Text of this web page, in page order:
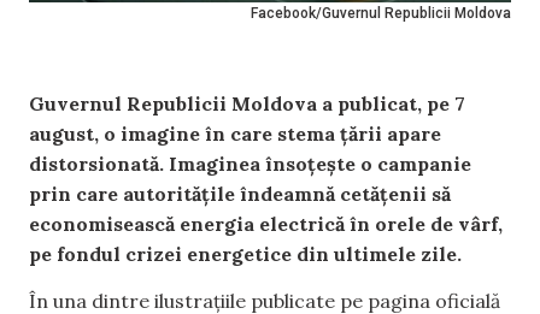
Facebook/Guvernul Republicii Moldova
Guvernul Republicii Moldova a publicat, pe 7
august, o imagine în care stema țării apare
distorsionată. Imaginea însoțește o campanie
prin care autoritățile îndeamnă cetățenii să
economisească energia electrică în orele de vârf,
pe fondul crizei energetice din ultimele zile.
În una dintre ilustrațiile publicate pe pagina oficială